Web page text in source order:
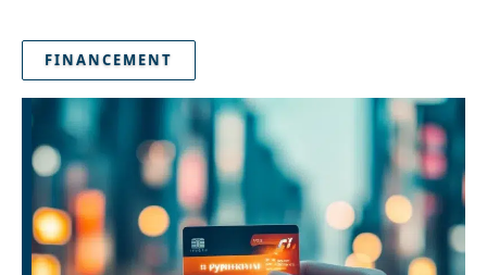
FINANCEMENT